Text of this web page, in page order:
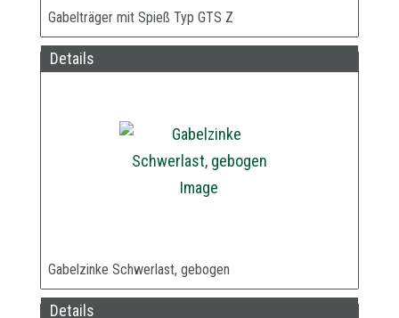
Gabelträger mit Spieß Typ GTS Z
Details
Gabelzinke Schwerlast, gebogen
Details